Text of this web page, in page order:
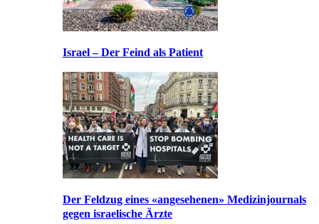
Israel – Der Feind als Patient
Der Feldzug eines «angesehenen» Medizinjournals
gegen israelische Ärzte